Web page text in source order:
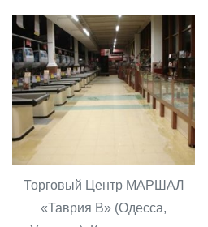
Торговый Центр МАРШАЛ
«Таврия В» (Одесса,